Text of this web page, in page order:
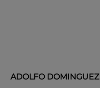
ADOLFO DOMINGUEZ